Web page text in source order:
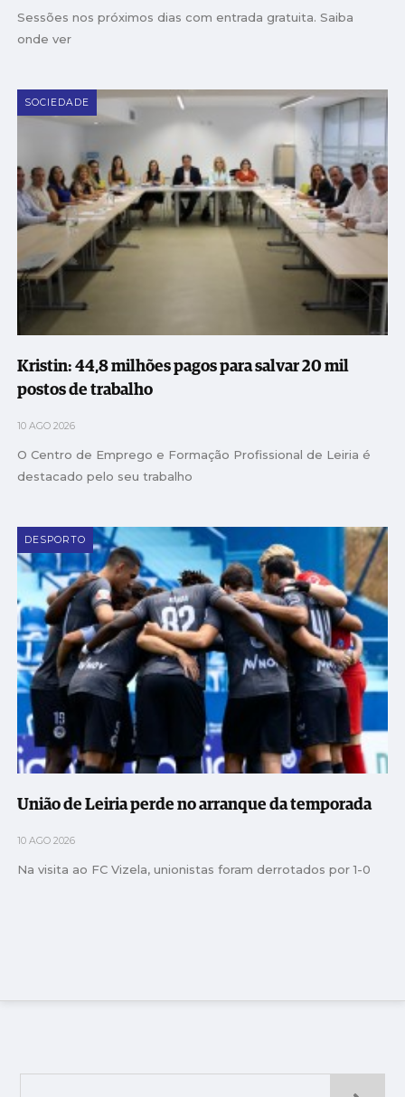
Sessões nos próximos dias com entrada gratuita. Saiba
onde ver
SOCIEDADE
Kristin: 44,8 milhões pagos para salvar 20 mil
postos de trabalho
10 AGO 2026
O Centro de Emprego e Formação Profissional de Leiria é
destacado pelo seu trabalho
DESPORTO
União de Leiria perde no arranque da temporada
10 AGO 2026
Na visita ao FC Vizela, unionistas foram derrotados por 1-0